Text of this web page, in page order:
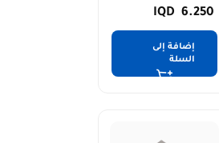
6.250
إضافة إلى
السلة